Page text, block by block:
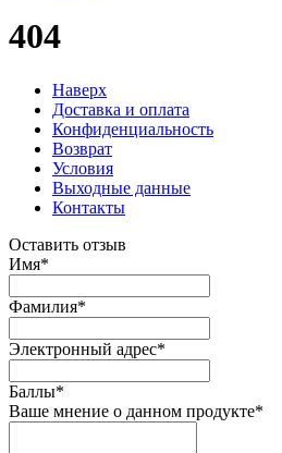
404
Наверх
Доставка и оплата
Конфиденциальность
Возврат
Условия
Выходные данные
Контакты
Оставить отзыв
Имя*
Фамилия*
Электронный адрес*
Баллы*
Ваше мнение о данном продукте*